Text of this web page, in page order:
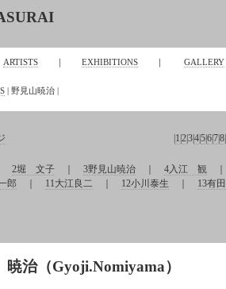
ARTISTS｜ EXHIBITIONS｜ GALLERY
| 野見山暁治 |
1 2|3|4|5|6|7|8|
2堀 文子｜ 3野見山暁治｜ 4入江 観
郎 11大江良二｜ 12小川泰生
13有
治（Gyoji.Nomiyama）